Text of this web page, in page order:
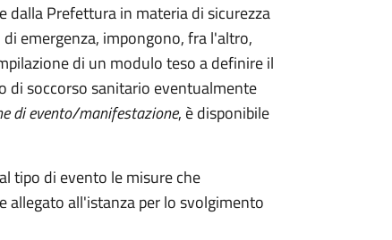
Prefettura in materia di sicurezza
emergenza, impongono, fra l'altro,
di un modulo teso a definire il
di soccorso sanitario eventualmente
di evento/manifestazione, è disponibile
tipo di evento le misure che
allegato all'istanza per lo svolgimento